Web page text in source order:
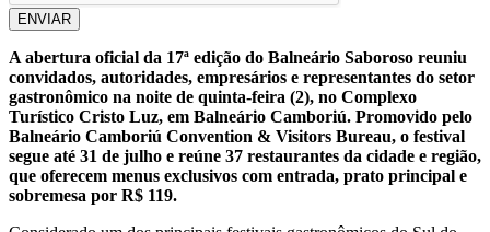
ENVIAR
A abertura oficial da 17ª edição do Balneário Saboroso reuniu
convidados, autoridades, empresários e representantes do setor
gastronômico na noite de quinta-feira (2), no Complexo
Turístico Cristo Luz, em Balneário Camboriú. Promovido pelo
Balneário Camboriú Convention & Visitors Bureau, o festival
segue até 31 de julho e reúne 37 restaurantes da cidade e região,
que oferecem menus exclusivos com entrada, prato principal e
sobremesa por R$ 119.